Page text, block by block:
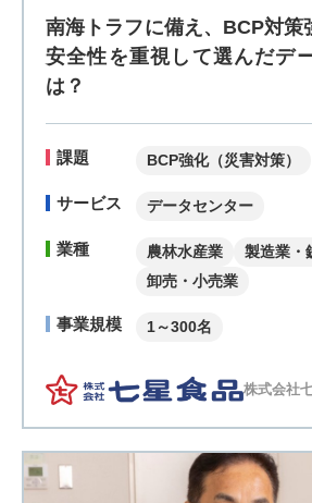
南海トラフに備え、BCP対策
安全性を重視して選んだデ
は？
課題 BCP強化（災害対策）
サービス データセンター
業種 農林水産業
製造業・
卸売・小売業
事業規模 1～300名
株式会社